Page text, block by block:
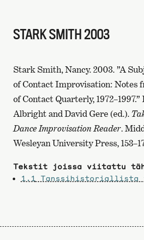
STARK SMITH 2003
Stark Smith, Nancy. 2003. ”A
of Contact Improvisation: Notes
of Contact Quarterly,
Albright and David Gere (ed.).
Dance Improvisation Reader.
Wesleyan University Press,
Tekstit joissa viitattu
1.1 Tanssihistoriallista